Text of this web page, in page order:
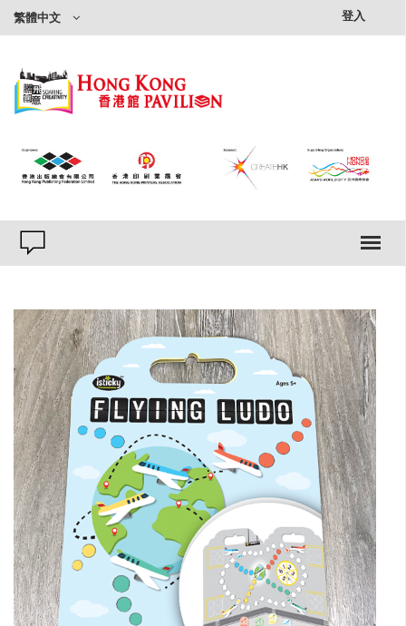
繁體中文 登入×